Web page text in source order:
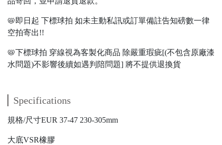
📛即日起 下標球拍 如未主動私訊或訂單備註告知磅數一律
空拍寄出!!
📛下標球拍 穿線視為客製化商品 除嚴重瑕疵[(不包含原廠漆
水問題)不影響後續如遇判陪問題] 將不提供退換貨
Specifications
規格/尺寸EUR 37-47 230-305mm
大底VSR橡膠